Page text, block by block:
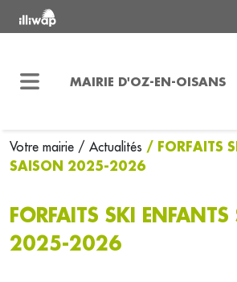
MAIRIE D'OZ-EN-OISANS
Votre mairie / Actualités / FORFAITS
SAISON 2025-2026
FORFAITS SKI
2025-2026